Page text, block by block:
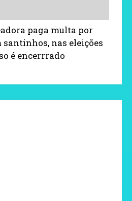
paga multa por
santinhos, nas eleições
é encerrrado